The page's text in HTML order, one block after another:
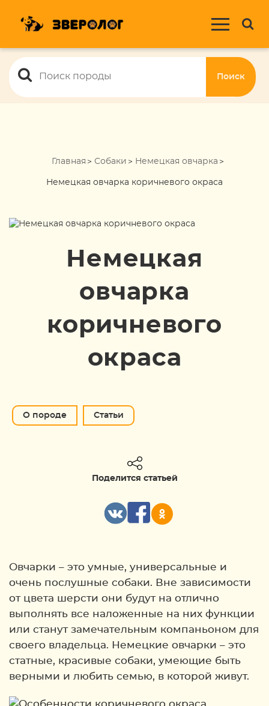
Поиск
Главная Собаки Немецкая овчарка
Немецкая овчарка коричневого окраса
Немецкая
овчарка
коричневого
окраса
О породе Статьи
Поделится статьей
Овчарки – это умные, универсальные и
очень послушные собаки. Вне зависимости
от цвета шерсти они будут на отлично
выполнять все наложенные на них функции
или станут замечательным компаньоном для
своего владельца. Немецкие овчарки – это
статные, красивые собаки, умеющие быть
верными и любить семью, в которой живут.